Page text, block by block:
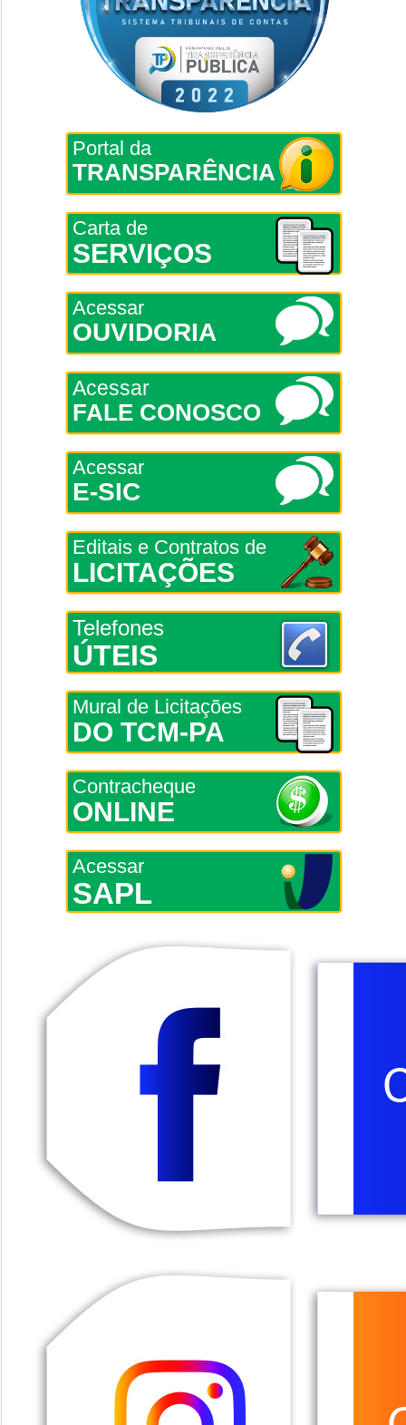
Portal da
TRANSPARÊNCIA
Carta de
SERVIÇOS
Acessar
OUVIDORIA
Acessar
FALE CONOSCO
Acessar
E-SIC
Editais e Contratos de
LICITAÇÕES
Telefones
ÚTEIS
Mural de Licitações
DO TCM-PA
Contracheque
ONLINE
Acessar
SAPL